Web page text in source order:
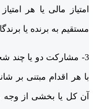
امتیاز مالی یا هر
مستقیم به برنده یا
3- مشارکت دو یا
با هر اقدام مبتنی بر
آن کل یا بخشی از وجه